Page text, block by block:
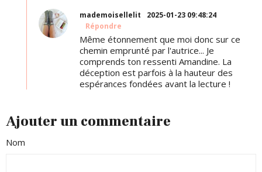
mademoisellelit
2025-01-23 09:48:24
Répondre
Même étonnement que moi donc sur ce
chemin emprunté par l'autrice... Je
comprends ton ressenti Amandine. La
déception est parfois à la hauteur des
espérances fondées avant la lecture !
Ajouter un commentaire
Nom